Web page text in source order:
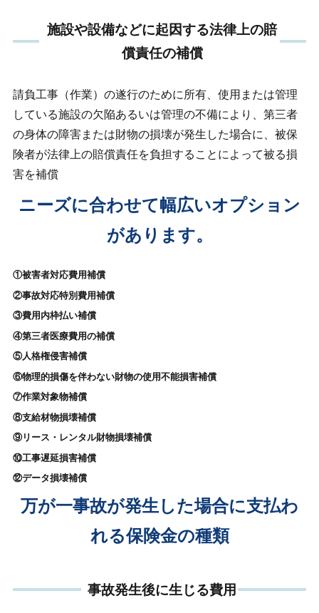
施設や設備などに起因する法律上の賠
償責任の補償
請負工事（作業）の遂行のために所有、使用または管理
している施設の欠陥あるいは管理の不備により、第三者
の身体の障害または財物の損壊が発生した場合に、被保
険者が法律上の賠償責任を負担することによって被る損
害を補償
ニーズに合わせて幅広いオプション
があります。
①被害者対応費用補償
②事故対応特別費用補償
③費用内枠払い補償
④第三者医療費用の補償
⑤人格権侵害補償
⑥物理的損傷を伴わない財物の使用不能損害補償
⑦作業対象物補償
⑧支給材物損壊補償
⑨リース・レンタル財物損壊補償
⑩工事遅延損害補償
⑫データ損壊補償
万が一事故が発生した場合に支払わ
れる保険金の種類
事故発生後に生じる費用